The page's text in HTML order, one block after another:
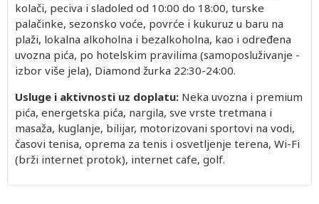
kolači, peciva i sladoled od 10:00 do 18:00, turske
palačinke, sezonsko voće, povrće i kukuruz u baru na
plaži, lokalna alkoholna i bezalkoholna, kao i određena
uvozna pića, po hotelskim pravilima (samoposluživanje -
izbor više jela), Diamond žurka 22:30-24:00.
Usluge i aktivnosti uz doplatu: Neka uvozna i premium
pića, energetska pića, nargila, sve vrste tretmana i
masaža, kuglanje, bilijar, motorizovani sportovi na vodi,
časovi tenisa, oprema za tenis i osvetljenje terena, Wi-Fi
(brži internet protok), internet cafe, golf.